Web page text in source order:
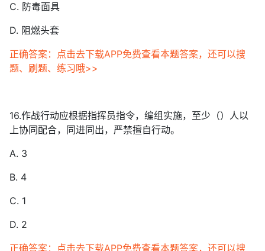
C. 防毒面具
D. 阻燃头套
正确答案：点击去下载APP免费查看本题答案，还可以搜
题、刷题、练习哦>>
16.作战行动应根据指挥员指令，编组实施，至少（）人以
上协同配合，同进同出，严禁擅自行动。
A. 3
B. 4
C. 1
D. 2
正确答案：点击去下载APP免费查看本题答案，还可以搜